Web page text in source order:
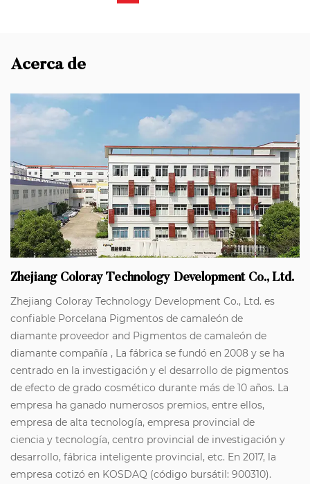
Acerca de
Zhejiang Coloray Technology Development Co., Ltd.
Zhejiang Coloray Technology Development Co., Ltd. es
confiable Porcelana Pigmentos de camaleón de
diamante proveedor and Pigmentos de camaleón de
diamante compañía , La fábrica se fundó en 2008 y se ha
centrado en la investigación y el desarrollo de pigmentos
de efecto de grado cosmético durante más de 10 años. La
empresa ha ganado numerosos premios, entre ellos,
empresa de alta tecnología, empresa provincial de
ciencia y tecnología, centro provincial de investigación y
desarrollo, fábrica inteligente provincial, etc. En 2017, la
empresa cotizó en KOSDAQ (código bursátil: 900310).